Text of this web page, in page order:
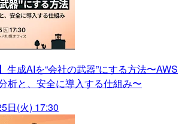
生成AIを“会社の武器”にする方法〜AWS
析と、安全に導入する仕組み〜
日(火) 17:30